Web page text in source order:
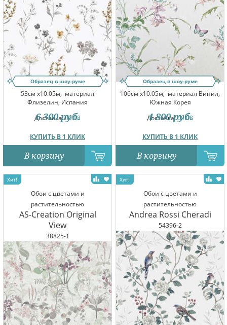
Образец в шоу-руме
53см x10.05м, материал
Флизелин, Испания
Доставка:09.08
КУПИТЬ В 1 КЛИК
6 300 руб.
В корзину
Образец в шоу-руме
106см x10.05м, материал Винил,
Южная Корея
Доставка:09.08
КУПИТЬ В 1 КЛИК
4 800 руб.
В корзину
Обои с цветами и
растительностью
AS-Creation Original
View
38825-1
Обои с цветами и
растительностью
Andrea Rossi Cheradi
54396-2